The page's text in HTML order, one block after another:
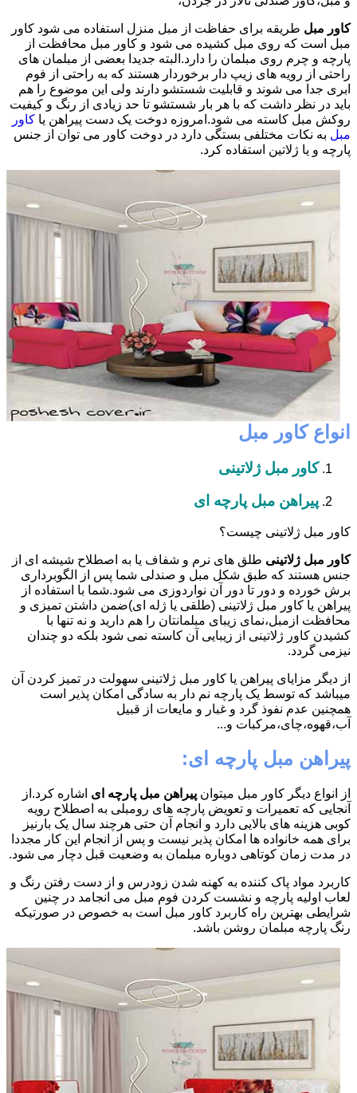
کاور مبل طریقه برای حفاظت از مبل منزل استفاده می شود کاور
مبل است که روی مبل کشیده می شود و کاور مبل محافظت از
پارچه و چرم روی مبلمان را دارد.البته جدیدا بعضی از مبلمان های
راحتی از رویه های زیپ دار برخوردار هستند که به راحتی از فوم
ابری جدا می شوند و قابلیت شستشو دارند ولی این موضوع را هم
باید در نظر داشت که با هر بار شستشو تا حد زیادی از رنگ و کیفیت
روکش مبل کاسته می شود.امروزه دوخت یک دست پیراهن یا کاور
مبل به نکات مختلفی بستگی دارد در دوخت کاور می توان از جنس
پارچه و یا ژلاتین استفاده کرد.
انواع کاور مبل
کاور مبل ژلاتینی
پیراهن مبل پارچه ای
کاور مبل ژلاتینی چیست؟
کاور مبل ژلاتینی طلق های نرم و شفاف یا به اصطلاح شیشه ای از
جنس هستند که طبق شکل مبل و صندلی شما پس از الگوبرداری
برش خورده و دور تا دور آن نواردوزی می شود.شما با استفاده از
پیراهن یا کاور مبل ژلاتینی (طلقی یا ژله ای)ضمن داشتن تمیزی و
محافظت ازمبل،نمای زیبای مبلمانتان را هم دارید و نه تنها با
کشیدن کاور ژلاتینی از زیبایی آن کاسته نمی شود بلکه دو چندان
نیزمی گردد.
از دیگر مزایای پیراهن یا کاور مبل ژلاتینی سهولت در تمیز کردن آن
میباشد که توسط یک پارچه نم دار به سادگی امکان پذیر است
همچنین عدم نفوذ گرد و غبار و مایعات از قبیل
آب،قهوه،چای،مرکبات و...
پیراهن مبل پارچه ای:
از انواع دیگر کاور مبل میتوان پیراهن مبل پارچه ای اشاره کرد.از
آنجایی که تعمیرات و تعویض پارچه های رومبلی به اصطلاح رویه
کوبی هزینه های بالایی دارد و انجام آن حتی هرچند سال یک بارنیز
برای همه خانواده ها امکان پذیر نیست و پس از انجام این کار مجددا
در مدت زمان کوتاهی دوباره مبلمان به وضعیت قبل دچار می شود.
کاربرد مواد پاک کننده به کهنه شدن زودرس و از دست رفتن رنگ و
لعاب اولیه پارچه و نشست کردن فوم مبل می انجامد در چنین
شرایطی بهترین راه کاربرد کاور مبل است به خصوص در صورتیکه
رنگ پارچه مبلمان روشن باشد.